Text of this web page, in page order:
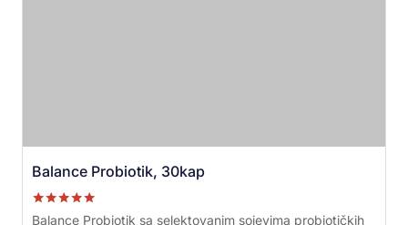
Balance Probiotik, 30kap
Ocenjeno sa
Balance Probiotik sa selektovanim sojevima probiotičkih